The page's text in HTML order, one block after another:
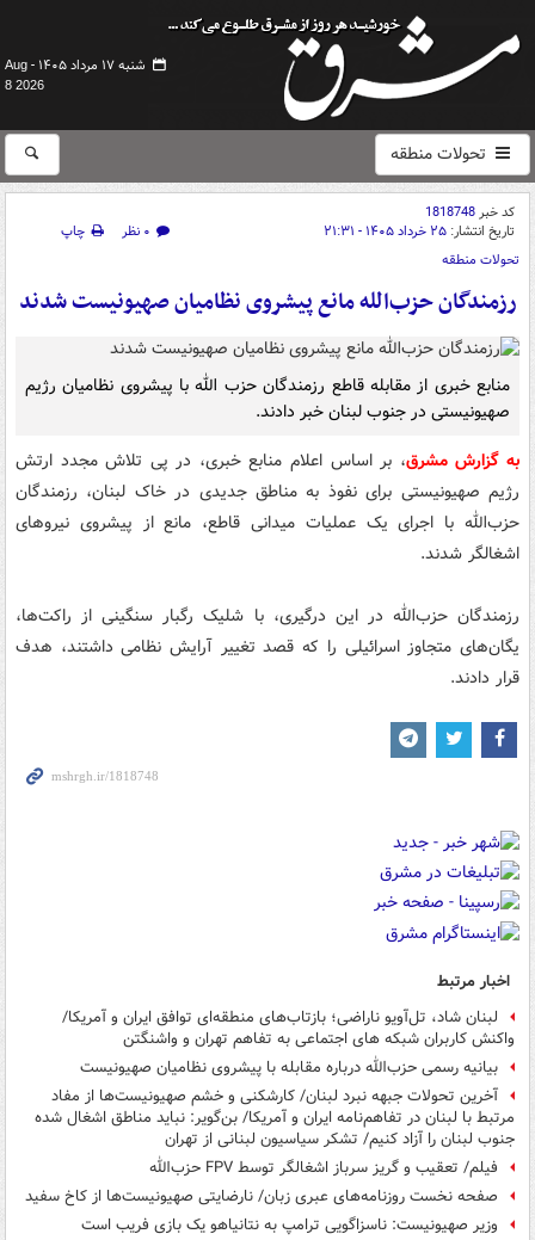
شنبه ۱۷ مرداد ۱۴۰۵ -
Aug
8 2026
تحولات منطقه
کد خبر1818748
تاریخ انتشار: ۲۵ خرداد ۱۴۰۵ - ۲۱:۳۱ ۰ نظر
چاپ
تحولات منطقه
رزمندگان حزب‌الله مانع پیشروی نظامیان صهیونیست شدند
منابع خبری از مقابله قاطع رزمندگان حزب الله با پیشروی نظامیان رژیم
صهیونیستی در جنوب لبنان خبر دادند.
به گزارش مشرق، بر اساس اعلام منابع خبری، در پی تلاش مجدد ارتش
رژیم صهیونیستی برای نفوذ به مناطق جدیدی در خاک لبنان، رزمندگان
حزب‌الله با اجرای یک عملیات میدانی قاطع، مانع از پیشروی نیروهای
اشغالگر شدند.
رزمندگان حزب‌الله در این درگیری، با شلیک رگبار سنگینی از راکت‌ها،
یگان‌های متجاوز اسرائیلی را که قصد تغییر آرایش نظامی داشتند، هدف
قرار دادند.
اخبار مرتبط
لبنان شاد، تل‌آویو ناراضی؛ بازتاب‌های منطقه‌ای توافق ایران و آمریکا/
واکنش کاربران شبکه های اجتماعی به تفاهم تهران و واشنگتن
بیانیه رسمی حزب‌الله درباره مقابله با پیشروی نظامیان صهیونیست
آخرین تحولات جبهه نبرد لبنان/ کارشکنی و خشم صهیونیست‌ها از مفاد
مرتبط با لبنان در تفاهم‌نامه ایران و آمریکا/ بن‌گویر: نباید مناطق اشغال شده
جنوب لبنان را آزاد کنیم/ تشکر سیاسیون لبنانی از تهران
فیلم/ تعقیب و گریز سرباز اشغالگر توسط FPV حزب‌الله
صفحه نخست روزنامه‌های عبری زبان/ نارضایتی صهیونیست‌ها از کاخ سفید
وزیر صهیونیست: ناسزاگویی ترامپ به نتانیاهو یک بازی فریب است